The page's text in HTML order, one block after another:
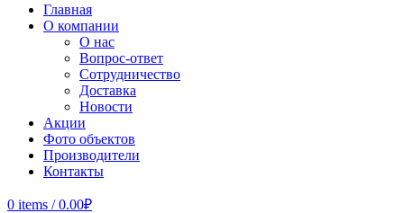
Главная
О компании
О нас
Вопрос-ответ
Сотрудничество
Доставка
Новости
Акции
Фото объектов
Производители
Контакты
0 items / 0.00₽